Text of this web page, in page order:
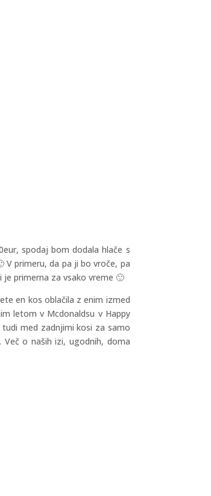
spodaj bom dodala hlače s
V primeru, da pa ji bo vroče, pa
primerna za vsako vreme 🙂
en kos oblačila z enim izmed
letom v Mcdonaldsu v Happy
med zadnjimi kosi za samo
o naših izi, ugodnih, doma